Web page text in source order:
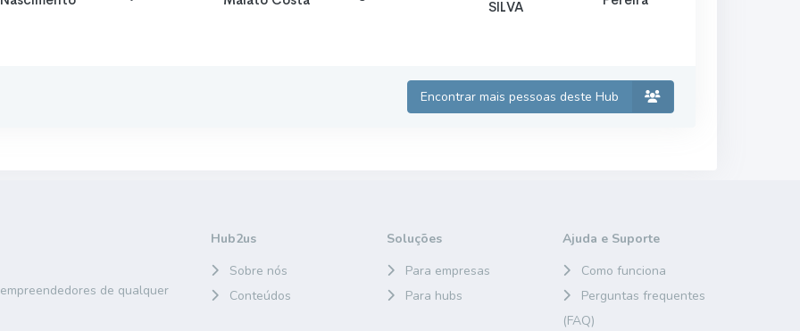
SILVA
Encontrar mais pessoas deste Hub
de qualquer
Hub2us
Sobre nós
Conteúdos
Soluções
Para empresas
Para hubs
Ajuda e Suporte
Como funciona
Perguntas frequentes
(FAQ)